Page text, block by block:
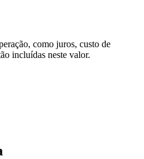
como juros, custo de
incluídas neste valor.